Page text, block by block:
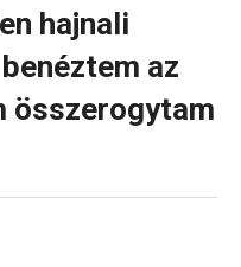
hajnali
az
összerogytam